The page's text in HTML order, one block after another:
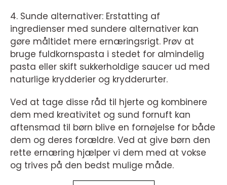
4. Sunde alternativer: Erstatting af
ingredienser med sundere alternativer kan
gøre måltidet mere ernæringsrigt. Prøv at
bruge fuldkornspasta i stedet for almindelig
pasta eller skift sukkerholdige saucer ud med
naturlige krydderier og krydderurter.
Ved at tage disse råd til hjerte og kombinere
dem med kreativitet og sund fornuft kan
aftensmad til børn blive en fornøjelse for både
dem og deres forældre. Ved at give børn den
rette ernæring hjælper vi dem med at vokse
og trives på den bedst mulige måde.